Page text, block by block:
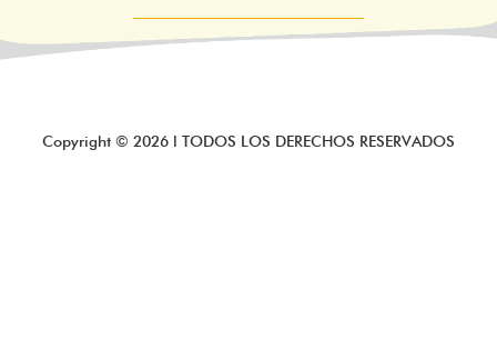
Copyright © 2026 l TODOS LOS DERECHOS RESERVADOS